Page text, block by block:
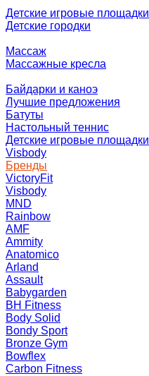
Детские игровые площадки
Детские городки
Массаж
Массажные кресла
Байдарки и каноэ
Лучшие предложения
Батуты
Настольный теннис
Детские игровые площадки
Visbody
Бренды
VictoryFit
Visbody
MND
Rainbow
AMF
Ammity
Anatomico
Arland
Assault
Babygarden
BH Fitness
Body Solid
Bondy Sport
Bronze Gym
Bowflex
Carbon Fitness